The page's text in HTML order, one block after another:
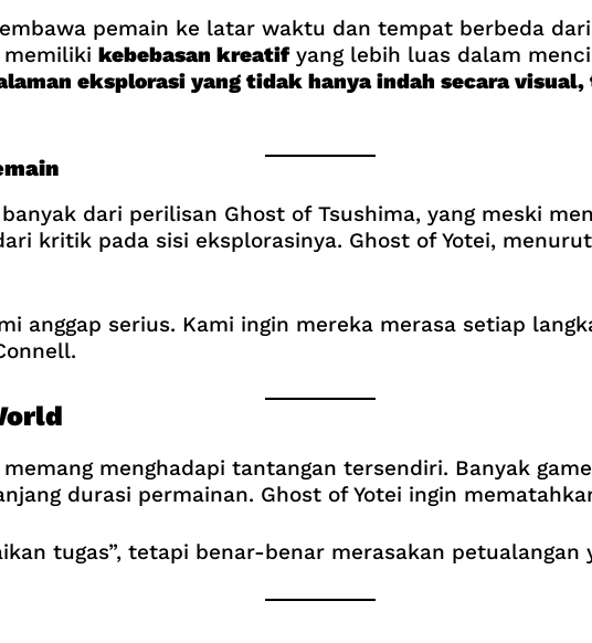
pemain ke latar waktu dan tempat berbeda
kebebasan kreatifyang lebih luas dalam
eksplorasi yang tidak hanya indah secara
dari perilisan Ghost of Tsushima, yang meski
kritik pada sisi eksplorasinya. Ghost of Yotei,
anggap serius. Kami ingin mereka merasa setiap
menghadapi tantangan tersendiri. Banyak
durasi permainan. Ghost of Yotei ingin
tugas”, tetapi benar-benar merasakan petualangan